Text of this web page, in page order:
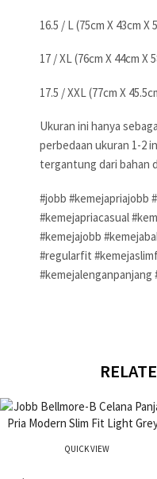
16.5 / L (75cm X 43cm X
17 / XL (76cm X 44cm X
17.5 / XXL (77cm X
Ukuran ini hanya
perbedaan ukuran 1-2
tergantung dari bahan
#jobb #kemejapriajobb
#kemejapriacasual
#kemejajobb
#regularfit
QUICK VIEW